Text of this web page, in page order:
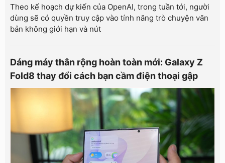
Theo kế hoạch dự kiến của OpenAI, trong tuần tới, người
dùng sẽ có quyền truy cập vào tính năng trò chuyện văn
bản không giới hạn và nút
Dáng máy thân rộng hoàn toàn mới: Galaxy Z
Fold8 thay đổi cách bạn cầm điện thoại gập